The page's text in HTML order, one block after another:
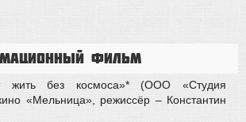
фильм
без космоса»* (ООО «Студия
«Мельница», режиссёр – Константин